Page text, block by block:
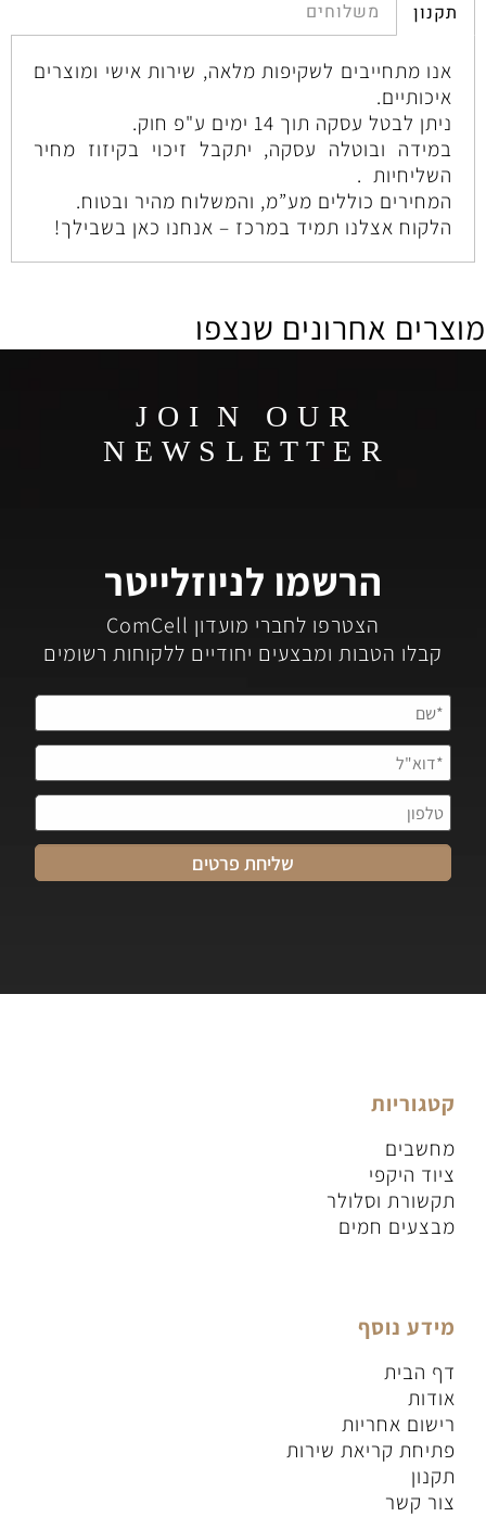
תקנון משלוחים
אנו מתחייבים לשקיפות מלאה, שירות אישי ומוצרים
איכותיים.
ניתן לבטל עסקה תוך 14 ימים ע"פ חוק.
במידה ובוטלה עסקה, יתקבל זיכוי בקיזוז מחיר
השליחיות .
המחירים כוללים מע”מ, והמשלוח מהיר ובטוח.
הלקוח אצלנו תמיד במרכז – אנחנו כאן בשבילך!
מוצרים אחרונים שנצפו
J O I N O U R
N E W S L E T T E R
הרשמו לניוזלייטר
הצטרפו לחברי מועדון ComCell
קבלו הטבות ומבצעים יחודיים ללקוחות רשומים
קטגוריות
מחשבים
ציוד היקפי
תקשורת וסלולר
מבצעים חמים
מידע נוסף
דף הבית
אודות
רישום אחריות
פתיחת קריאת שירות
תקנון
צור קשר